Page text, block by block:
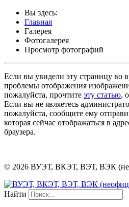
Вы здесь:
Главная
Галерея
Фотогалерея
Просмотр фотографий
Если вы увидели эту страницу во
проблемы отображения
пожалуйста, прочтите эту статью,
Если вы не являетесь
пожалуйста, сообщите ему
которая сейчас отображаться в
браузера.
© 2026 ВУЭТ, ВКЭТ, ВЭТ, ВЭК
Найти